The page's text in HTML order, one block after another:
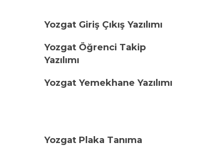
Yozgat Giriş Çıkış Yazılımı
Yozgat Öğrenci Takip
Yazılımı
Yozgat Yemekhane Yazılımı
Yozgat Plaka Tanıma